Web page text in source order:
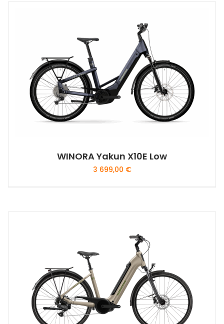
WINORA Yakun X10E Low
3 699,00 €
variations.
options
peuvent
être
choisies
sur